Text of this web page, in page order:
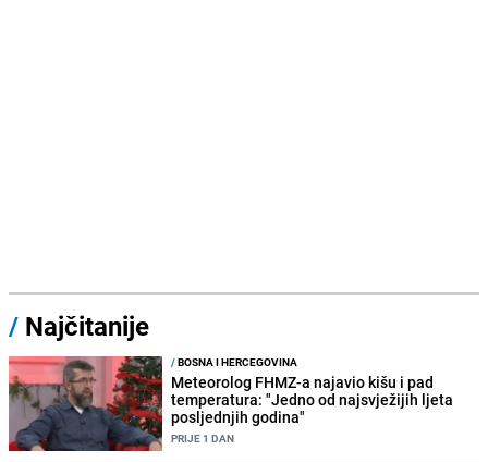
/ Najčitanije
/BOSNA I HERCEGOVINA
Meteorolog FHMZ-a najavio kišu i pad
temperatura: "Jedno od najsvježijih ljeta
posljednjih godina"
PRIJE 1 DAN